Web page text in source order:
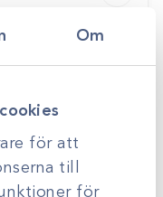
Om
för att
till
för
2-0 sutur C13